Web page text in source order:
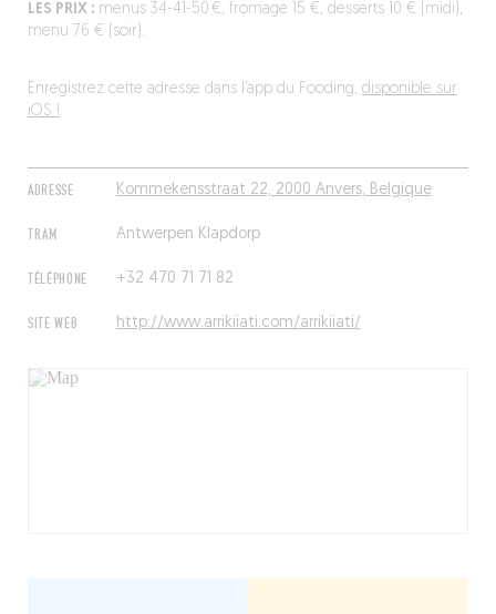
ADRESSE Kommekensstraat 22, 2000 Anvers, Belgique
TRAM Antwerpen Klapdorp
TÉLÉPHONE +32 470 71 71 82
SITE WEB http://www.arrikiiati.com/arrikiiati/
LES PRIX :menus 34-41-50 €, fromage 15 €, desserts 10 € (midi),
menu 76 € (soir).
Enregistrez cette adresse dans l’app du Fooding, disponible sur
iOS !